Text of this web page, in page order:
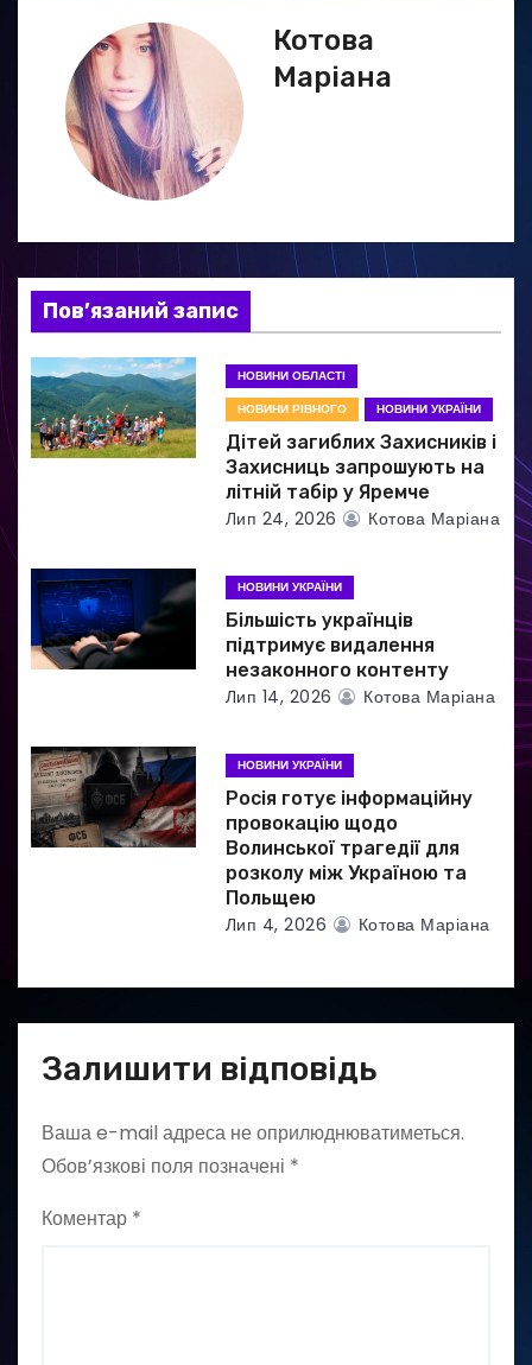
а
п
и
с
Котова
Маріана
Пов’язаний запис
НОВИНИ ОБЛАСТІ
НОВИНИ РІВНОГО
НОВИНИ УКРАЇНИ
Дітей загиблих Захисників і
Захисниць запрошують на
літній табір у Яремче
Лип 24, 2026 Котова Маріана
НОВИНИ УКРАЇНИ
Більшість українців
підтримує видалення
незаконного контенту
Лип 14, 2026 Котова Маріана
НОВИНИ УКРАЇНИ
Росія готує інформаційну
провокацію щодо
Волинської трагедії для
розколу між Україною та
Польщею
Лип 4, 2026 Котова Маріана
Залишити відповідь
Ваша e-mail адреса не оприлюднюватиметься.
Обов’язкові поля позначені *
Коментар *